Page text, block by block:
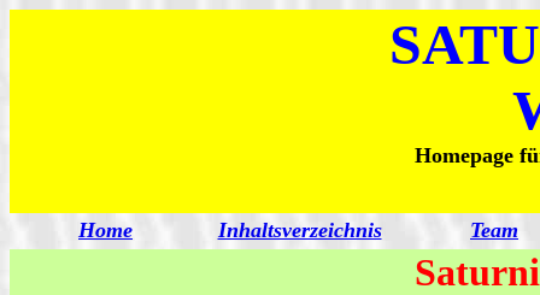
Homepage
Home Inhaltsverzeichnis Team